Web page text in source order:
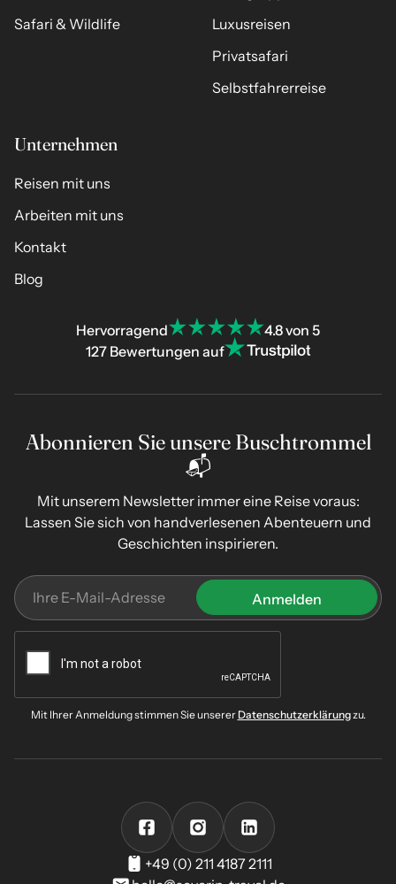
Safari & Wildlife
Luxusreisen
Privatsafari
Selbstfahrerreise
Unternehmen
Reisen mit uns
Arbeiten mit uns
Kontakt
Blog
Hervorragend
4.8 von 5
127 Bewertungen auf
Abonnieren Sie unsere Buschtrommel
📬
Mit unserem Newsletter immer eine Reise voraus:
Lassen Sie sich von handverlesenen Abenteuern und
Geschichten inspirieren.
Mit Ihrer Anmeldung stimmen Sie unsererDatenschutzerklärungzu.
+49 (0) 211 4187 2111